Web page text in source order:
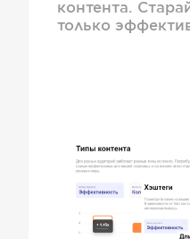
контента.
только